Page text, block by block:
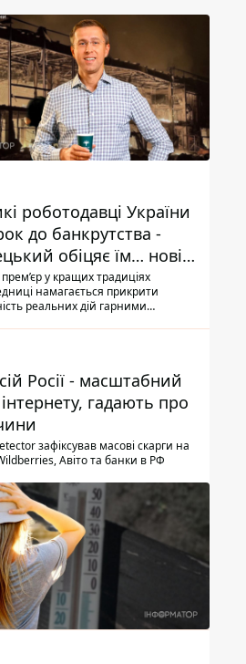
роботодавці України
до банкрутства -
обіцяє їм… нові
у кращих традиціях
намагається прикрити
реальних дій гарними
Росії - масштабний
гадають про
зафіксував масові скарги на
Авіто та банки в РФ